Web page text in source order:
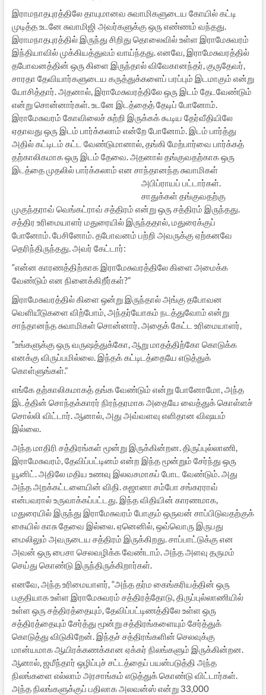
இராமநாதபுரத்திலே தாயுமானவ சுவாமிகளுடைய கோயில் கட்டி
முடித்த உடனே சுவாமிஜி அவர்களுக்கு ஒரு எண்ணம் வந்தது.
இராமநாதபுரத்தில் இருந்து சிறிது தொலைவில் உள்ள இராமேசுவரம்
இந்தியாவில் முக்கியத்துவம் வாய்ந்தது. எனவே, இராமேசுவரத்தில்
தபோவனத்தின் ஒரு கிளை இருந்தால் விவேகானந்தர், குருதேவர்,
சாரதா தேவியார்களுடைய கருத்துக்களைப் பரப்பும் இடமாகும் என்று
யோசித்தார். அதனால், இராமேசுவரத்திலே ஒரு இடம் தேடவேண்டும்
என்று சொன்னார்கள். உடனே இடத்தைத் தேடிப் போனோம்.
இராமேசுவரம் கோவிலைச் சுற்றி இருக்கக் கூடிய தேர்வீதியிலே
ஏதாவது ஒரு இடம் பார்க்கலாம் என்றே போனோம். இடம் பார்த்து
அதில் கட்டிடம் கட்ட வேண்டுமானால், தங்கி மேற்பார்வை பார்க்கத்
தற்காலிகமாக ஒரு இடம் தேவை. அதனால் தங்குவதற்காக ஒரு
இடத்தை முதலில் பார்க்கலாம் என சாந்தானந்த சுவாமிகள்
அபிப்ராயப் பட்டார்கள்.
சாதுக்கள் தங்குவதற்கு
முகுந்தராவ் வெங்கட்ராவ் சத்திரம் என்று ஒரு சத்திரம் இருந்தது.
சத்திர உரிமையாளர் மதுரையில் இருந்ததால், மதுரைக்குப்
போனோம். பேசினோம். தபோவனம் பற்றி அவருக்கு ஏற்கனவே
தெரிந்திருந்தது. அவர் கேட்டார்:
“என்ன காரணத்திற்காக இராமேசுவரத்திலே கிளை அமைக்க
வேண்டும் என நினைக்கிறீர்கள்?”
இராமேசுவரத்தில் கிளை ஒன்று இருந்தால் அங்கு தபோவன
வெளியீடுகளை விற்போம், அந்தர்யோகம் நடத்துவோம் என்று
சாந்தானந்த சுவாமிகள் சொன்னார். அதைக் கேட்ட உரிமையாளர்,
“உங்களுக்கு ஒரு வருஷத்துக்கோ, ஆறு மாதத்திற்கோ கொடுக்க
எனக்கு விருப்பமில்லை. இந்தக் கட்டிடத்தையே எடுத்துக்
கொள்ளுங்கள்.”
எங்கே தற்காலிகமாகத் தங்க வேண்டும் என்று போனோமோ, அந்த
இடத்தின் சொந்தக்காரர் நிரந்தரமாக அதையே வைத்துக் கொள்ளச்
சொல்லி விட்டார். ஆனால், அது அவ்வளவு எளிதான விஷயம்
இல்லை.
அந்த மாதிரி சத்திரங்கள் மூன்று இருக்கின்றன. திருப்புல்லாணி,
இராமேசுவரம், தேவிப்பட்டினம் என்ற இந்த மூன்றும் சேர்ந்து ஒரு
யூனிட். அதிலே மதிய உணவு இலவசமாகப் போட வேண்டும். அது
அந்த அறக்கட்டளையின் விதி. கஜானா சம்போ சங்கரராவ்
என்பவரால் உருவாக்கப்பட்டது. இந்த விதியின் காரணமாக,
மதுரையில் இருந்து இராமேசுவரம் போகும் ஒருவன் சாப்பிடுவதற்குக்
கையில் காசு தேவை இல்லை. ஏனெனில், ஒவ்வொரு இருபது
மைலிலும் அவருடைய சத்திரம் இருக்கிறது. சாப்பாட்டுக்கு என
அவன் ஒரு பைசா செலவழிக்க வேண்டாம். அந்த அளவு தருமம்
செய்து கொண்டு இருந்திருக்கிறார்கள்.
எனவே, அந்த உரிமையாளர், “அந்த தர்ம கைங்கரியத்தின் ஒரு
பகுதியாக உள்ள இராமேசுவரம் சத்திரத்தோடு, திருப்புல்லாணியில்
உள்ள ஒரு சத்திரத்தையும், தேவிப்பட்டிணத்திலே உள்ள ஒரு
சத்திரத்தையும் சேர்த்து மூன்று சத்திரங்களையும் சேர்த்துக்
கொடுத்து விடுகிறேன். இந்தச் சத்திரங்களின் செலவுக்கு
மான்யமாக ஆயிரக்கணக்கான ஏக்கர் நிலங்களும் இருக்கின்றன.
ஆனால், ஜமீந்தார் ஒழிப்புச் சட்டத்தைப் பயன்படுத்தி அந்த
நிலங்களை எல்லாம் அரசாங்கம் எடுத்துக் கொண்டு விட்டார்கள்.
அந்த நிலங்களுக்குப் பதிலாக அலவன்ஸ் என்று 33,000